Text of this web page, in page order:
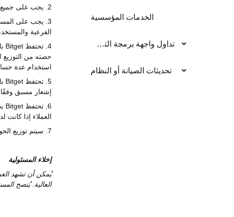
الخدمات المؤسسية
تداول واجهة برمجة التطبيق
تحديثات الصيانة أو النظام
2. يجب على جميع المشاركين الالتزام التام بشروط وأحكام
3. يجب على
الفرعية
4. تحتفظ
Bitget
حصته من التوزيع
استخدام عدة
5. تحتفظ
Bitget
إشعار مسبق وفقًا
6. تحتفظ
Bitget
العملاء إذا كانت
7. سيتم توزيع الحوافز تلقائيًا في غضون 1-3 أيام عمل بعد انتهاء العرض الترويجي.
إخلاء المسئولية
يُمكن أن تشهد
العالية. يُنصح